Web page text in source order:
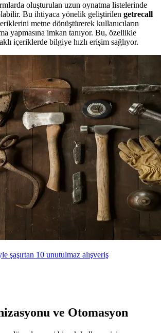
oluşturulan uzun oynatma listelerinde
Bu ihtiyaca yönelik geliştirilen getrecall
metne dönüştürerek kullanıcıların
yapmasına imkan tanıyor. Bu, özellikle
içeriklerde bilgiye hızlı erişim sağlıyor.
şaşırtan 10 unutulmaz alışveriş
ve Otomasyon